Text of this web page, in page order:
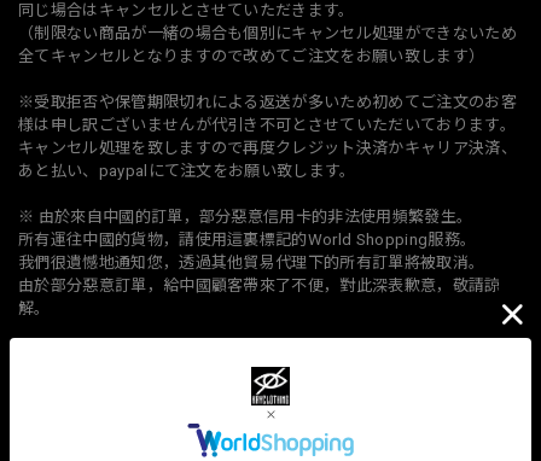
同じ場合はキャンセルとさせていただきます。
（制限ない商品が一緒の場合も個別にキャンセル処理ができないため
全てキャンセルとなりますので改めてご注文をお願い致します）
※受取拒否や保管期限切れによる返送が多いため初めてご注文のお客
様は申し訳ございませんが代引き不可とさせていただいております。
キャンセル処理を致しますので再度クレジット決済かキャリア決済、
あと払い、paypalにて注文をお願い致します。
※ 由於來自中國的訂單，部分惡意信用卡的非法使用頻繁發生。
所有運往中國的貨物，請使用這裏標記的World Shopping服務。
我們很遺憾地通知您，透過其他貿易代理下的所有訂單將被取消。
由於部分惡意訂單，給中國顧客帶來了不便，對此深表歉意，敬請諒
解。
订购数量超过限量时，从新订单开始进行取消处理。